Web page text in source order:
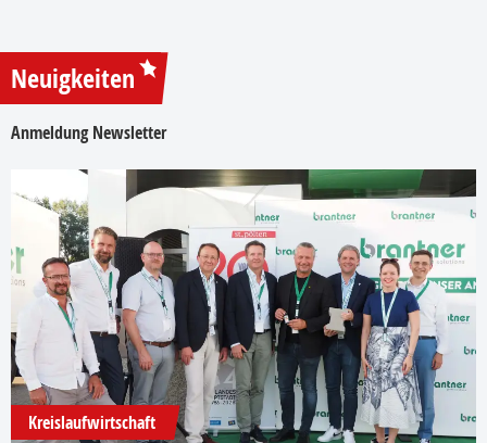
Neuigkeiten
Anmeldung Newsletter
Kreislaufwirtschaft